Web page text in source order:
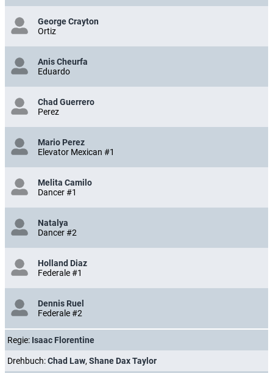
George Crayton
Ortiz
Anis Cheurfa
Eduardo
Chad Guerrero
Perez
Mario Perez
Elevator Mexican #1
Melita Camilo
Dancer #1
Natalya
Dancer #2
Holland Diaz
Federale #1
Dennis Ruel
Federale #2
Regie: Isaac Florentine
Drehbuch:Chad Law, Shane Dax Taylor